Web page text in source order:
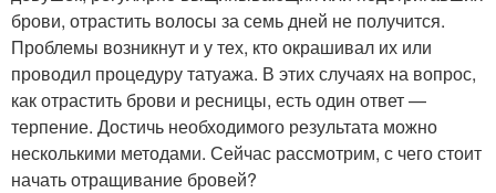
брови, отрастить волосы за семь дней не получится.
Проблемы возникнут и у тех, кто окрашивал их или
проводил процедуру татуажа. В этих случаях на вопрос,
как отрастить брови и ресницы, есть один ответ —
терпение. Достичь необходимого результата можно
несколькими методами. Сейчас рассмотрим, с чего стоит
начать отращивание бровей?